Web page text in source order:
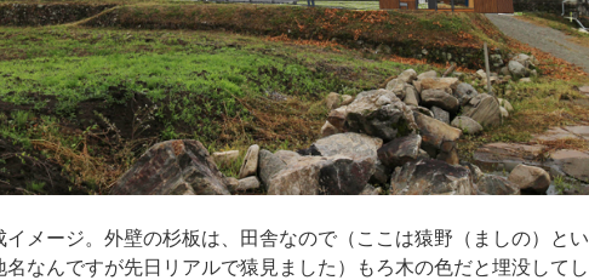
イメージ。外壁の杉板は、田舎なので（ここは猿野（ましの）とい
名なんですが先日リアルで猿見ました）もろ木の色だと埋没してし